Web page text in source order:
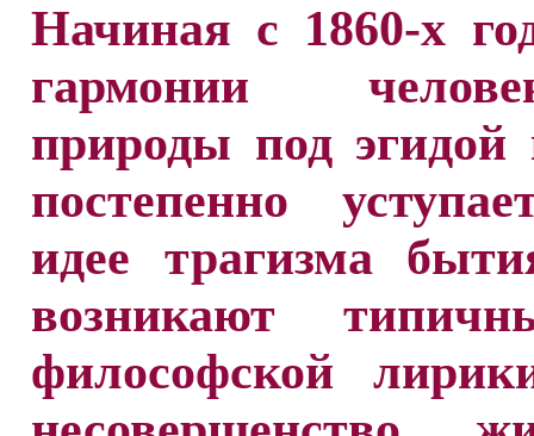
Начиная с 1860-х
гармонии
природы под эгидой
постепенно
идее трагизма
возникают
философской